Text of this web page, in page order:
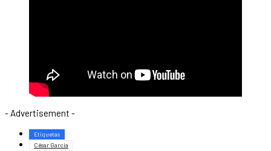
- Advertisement -
Etiquetas
César García